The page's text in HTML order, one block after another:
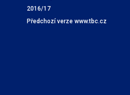
2016/17
Předchozí verze www.tbc.cz